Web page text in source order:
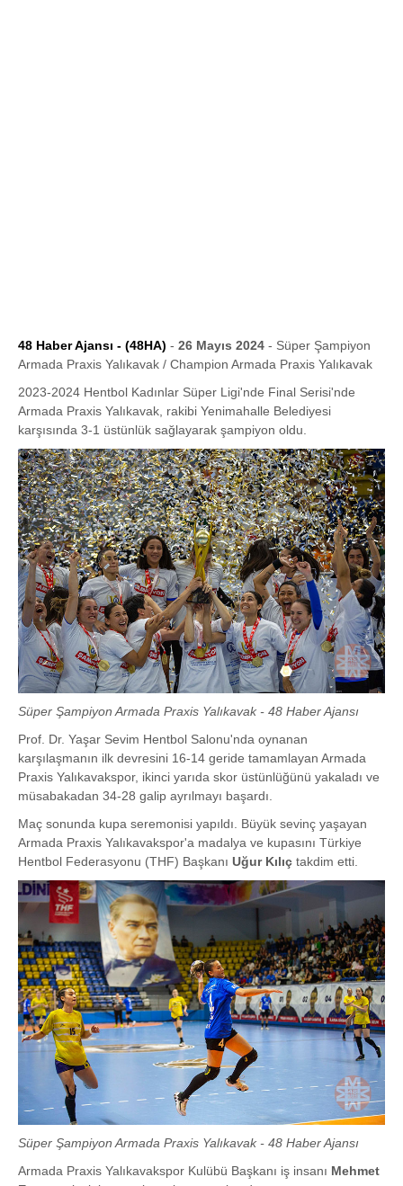
48 Haber Ajansı - (48HA) - 26 Mayıs 2024 - Süper Şampiyon
Armada Praxis Yalıkavak / Champion Armada Praxis Yalıkavak
2023-2024 Hentbol Kadınlar Süper Ligi'nde Final Serisi'nde
Armada Praxis Yalıkavak, rakibi Yenimahalle Belediyesi
karşısında 3-1 üstünlük sağlayarak şampiyon oldu.
Süper Şampiyon Armada Praxis Yalıkavak - 48 Haber Ajansı
Prof. Dr. Yaşar Sevim Hentbol Salonu'nda oynanan
karşılaşmanın ilk devresini 16-14 geride tamamlayan Armada
Praxis Yalıkavakspor, ikinci yarıda skor üstünlüğünü yakaladı ve
müsabakadan 34-28 galip ayrılmayı başardı.
Maç sonunda kupa seremonisi yapıldı. Büyük sevinç yaşayan
Armada Praxis Yalıkavakspor'a madalya ve kupasını Türkiye
Hentbol Federasyonu (THF) Başkanı Uğur Kılıç takdim etti.
Süper Şampiyon Armada Praxis Yalıkavak - 48 Haber Ajansı
Armada Praxis Yalıkavakspor Kulübü Başkanı iş insanı Mehmet